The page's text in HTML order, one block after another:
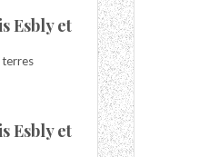
Esbly et
terres
Esbly et